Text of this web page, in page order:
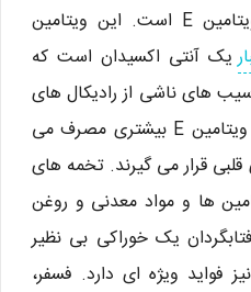
سرشار از ویتامین E است. این ویتامین
یک آنتی اکسیدان است که
های ناشی از رادیکال های
آزاد کمک می کند. کسانی که ویتامین E بیشتری مصرف می
قرار می گیرند. تخمه های
ها و مواد معدنی و روغن
یک خوراکی بی نظیر
فواید ویژه ای دارد. فسفر،